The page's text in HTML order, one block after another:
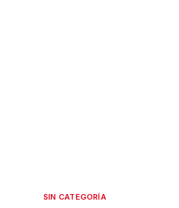
SIN CATEGORÍA